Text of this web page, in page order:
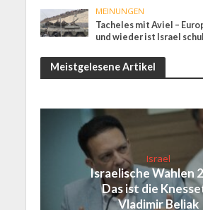
MEINUNGEN
Tacheles mit Aviel –
und wieder ist Israel
Meistgelesene Artikel
Israel
Israelische Wahlen
Das ist die
Vladimir Beliak